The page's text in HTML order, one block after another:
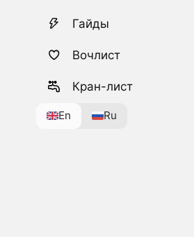
Гайды
Вочлист
Кран-лист
En Ru